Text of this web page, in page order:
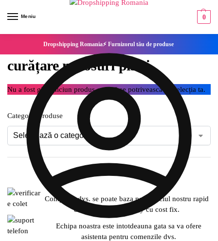
Meniu 0
Dropshipping Romania⚡ Furnizorul tău de produse
curățare mirosuri pisici
Nu a fost găsit niciun produs care să se potrivească cu selecția ta.
Categorie produse
Compania dvs. se poate baza pe serviciul nostru rapid
de expediere SameDay cu cost fix.
Echipa noastra este intotdeauna gata sa va ofere
asistenta pentru comenzile dvs.